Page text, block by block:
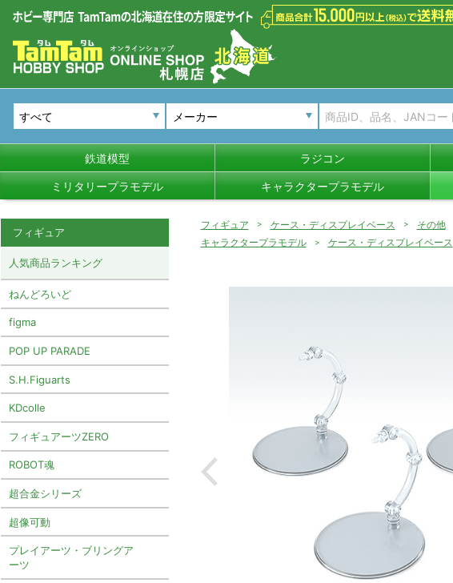
メーカー
鉄道模型 ラジコン
ミリタリープラモデル キャラクタープラモデル
フィギュア ケース・ディスプレイベース
その他
キャラクタープラモデル
ケース・ディスプレイベース
フィギュア
人気商品ランキング
ねんどろいど
figma
POP UP PARADE
S.H.Figuarts
KDcolle
フィギュアーツZERO
ROBOT魂
超合金シリーズ
超像可動
プレイアーツ・ブリングア
ーツ